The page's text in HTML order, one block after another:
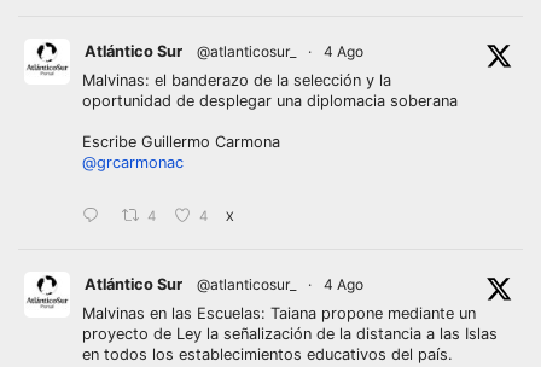
Atlántico Sur @atlanticosur_ ·
4 Ago
Malvinas: el banderazo de la selección y la
oportunidad de desplegar una diplomacia soberana
Escribe Guillermo Carmona
@grcarmonac
4 4 X
Atlántico Sur @atlanticosur_ ·
4 Ago
Malvinas en las Escuelas: Taiana propone mediante un
proyecto de Ley la señalización de la distancia a las Islas
en todos los establecimientos educativos del país.